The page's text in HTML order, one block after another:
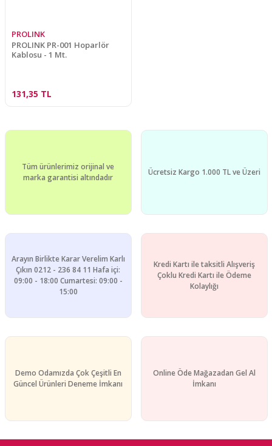
PROLINK
PROLINK PR-001 Hoparlör
Kablosu - 1 Mt.
131,35 TL
Tüm ürünlerimiz orijinal ve
marka garantisi altındadır
Ücretsiz Kargo 1.000 TL ve Üzeri
Arayın Birlikte Karar Verelim Karlı
Çıkın 0212 - 236 84 11 Hafa içi:
09:00 - 18:00 Cumartesi: 09:00 -
15:00
Kredi Kartı ile taksitli Alışveriş
Çoklu Kredi Kartı ile Ödeme
Kolaylığı
Demo Odamızda Çok Çeşitli En
Güncel Ürünleri Deneme İmkanı
Online Öde Mağazadan Gel Al
İmkanı